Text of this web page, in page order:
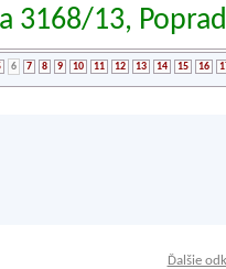
3168/13, Poprad
6 7 8 9 10 11 12 13 14 15 16
Ďalšie